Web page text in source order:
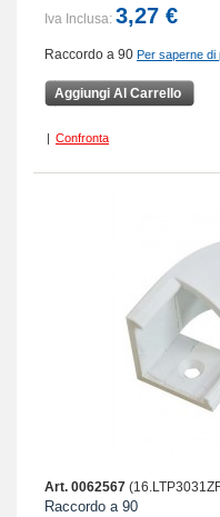
Iva Inclusa: 3,27 €
Raccordo a 90 Per saperne di
Aggiungi Al Carrello
| Confronta
Art. 0062567
Raccordo a 90